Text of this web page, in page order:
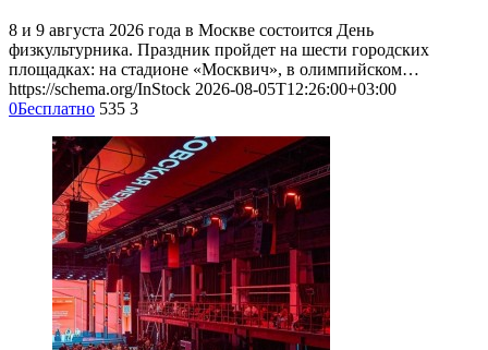
8 и 9 августа 2026 года в Москве состоится День
физкультурника. Праздник пройдет на шести городских
площадках: на стадионе «Москвич», в олимпийском…
https://schema.org/InStock 2026-08-05T12:26:00+03:00
0Бесплатно 535 3